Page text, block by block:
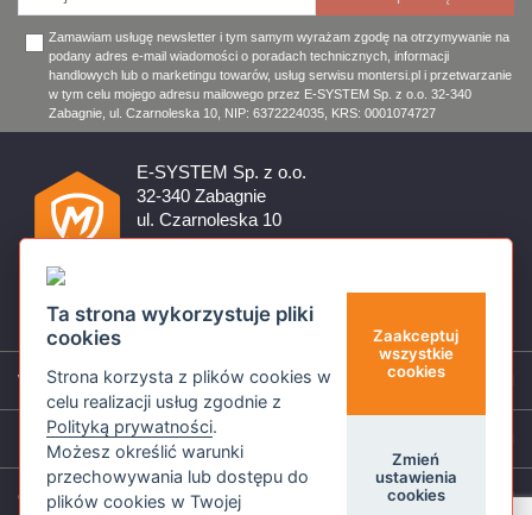
Zamawiam usługę newsletter i tym samym wyrażam zgodę na otrzymywanie na
podany adres e-mail wiadomości o poradach technicznych, informacji
handlowych lub o marketingu towarów, usług serwisu montersi.pl i przetwarzanie
w tym celu mojego adresu mailowego przez E-SYSTEM Sp. z o.o. 32-340
Zabagnie, ul. Czarnoleska 10, NIP: 6372224035, KRS: 0001074727
Firma czynna od poniedziałku do piątku w godzinach 8:00 –
E-SYSTEM Sp. z o.o.
32-340 Zabagnie
ul. Czarnoleska 10
sklep@montersi.pl
Wsparcie
Informacje
O nas
Ta strona wykorzystuje pliki
cookies
Strona korzysta z plików cookies w
celu realizacji usług zgodnie z
Polityką prywatności.
Możesz określić warunki
przechowywania lub dostępu do
plików cookies w Twojej
Zaakceptuj
wszystkie
cookies
Zmień
ustawienia
cookies